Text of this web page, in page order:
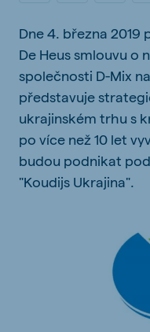
Dne 4. března 2019
De Heus smlouvu o
společnosti D-Mix
představuje
ukrajinském trhu s
po více než 10 let
budou podnikat
"Koudijs Ukrajina".